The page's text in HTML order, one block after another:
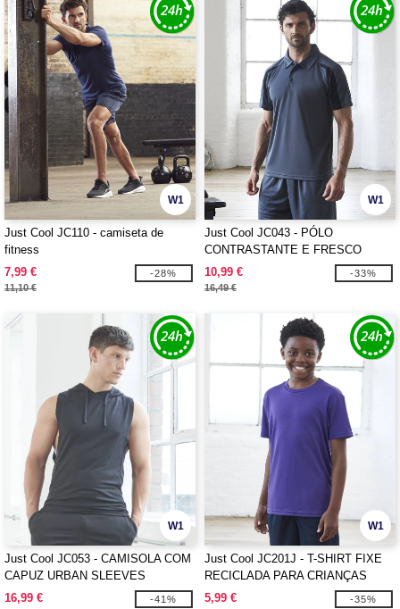
W1
Just Cool JC110 - camiseta de
fitness
7,99 €
11,10 €
-28%
W1
Just Cool JC043 - PÓLO
CONTRASTANTE E FRESCO
10,99 €
16,49 €
-33%
W1
Just Cool JC053 - CAMISOLA COM
CAPUZ URBAN SLEEVES
MUSCLE
16,99 € -41%
W1
Just Cool JC201J - T-SHIRT FIXE
RECICLADA PARA CRIANÇAS
5,99 €
-35%